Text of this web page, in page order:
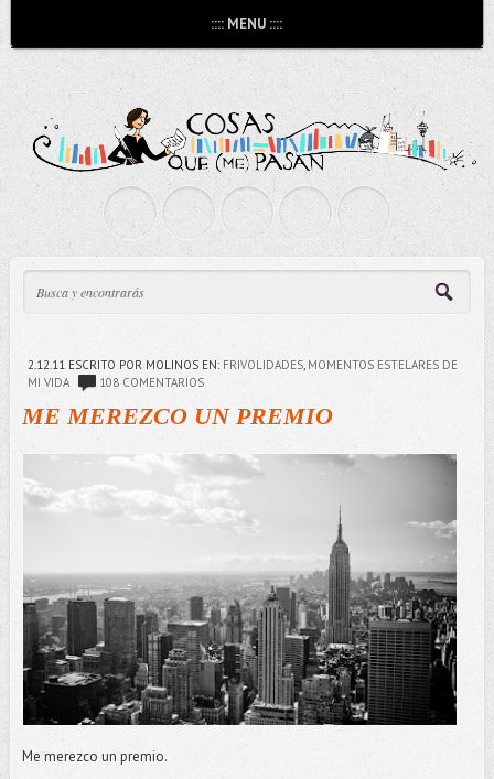
:::: MENU ::::
2.12.11 ESCRITO POR MOLINOS EN: FRIVOLIDADES, MOMENTOS ESTELARES DE
MI VIDA
108 COMENTARIOS
ME MEREZCO UN PREMIO
Me merezco un premio.